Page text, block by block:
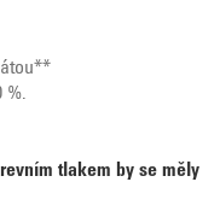
%.
tlakem by se měly